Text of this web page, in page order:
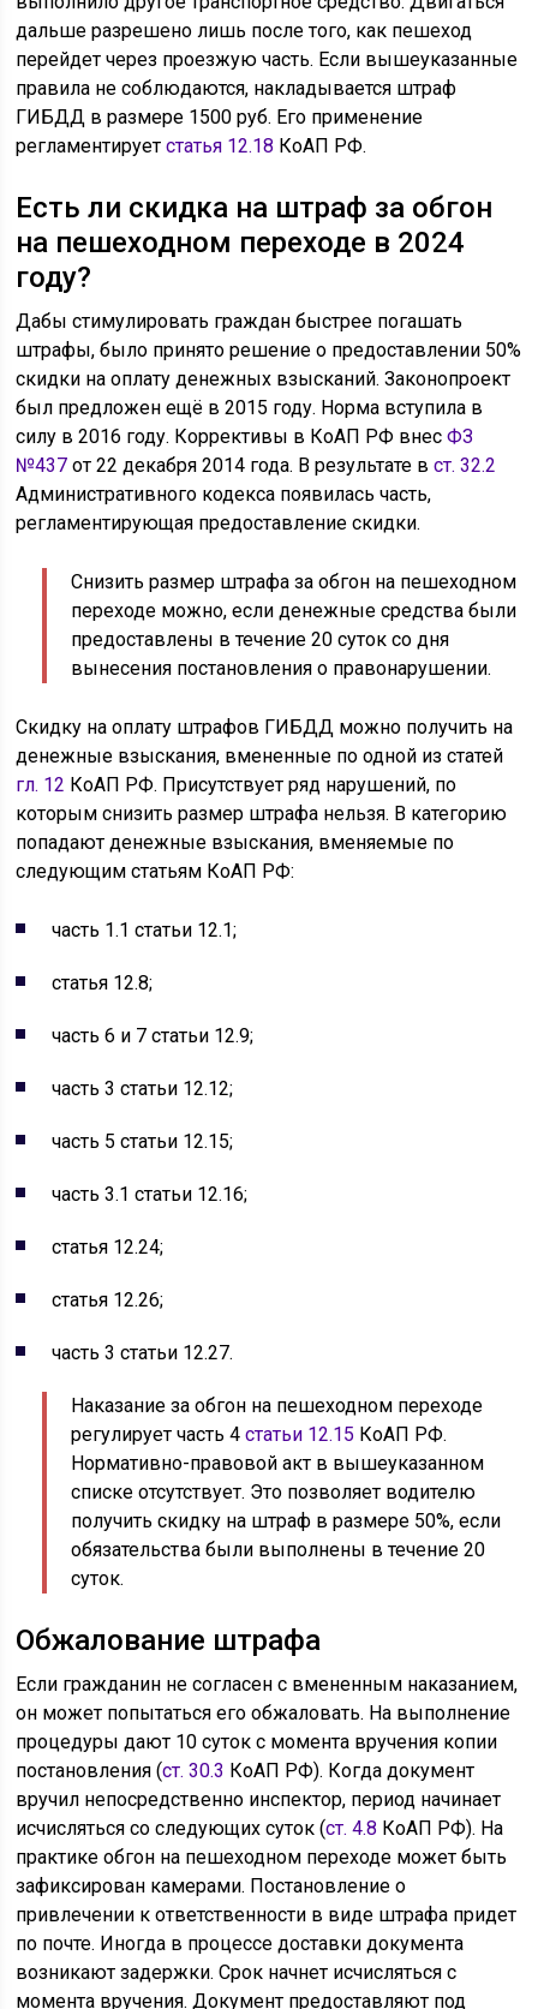
дальше разрешено лишь после того, как пешеход
перейдет через проезжую часть. Если вышеуказанные
правила не соблюдаются, накладывается штраф
ГИБДД в размере 1500 руб. Его применение
регламентируетстатья 12.18 КоАП РФ.
Есть ли скидка на штраф за обгон
на пешеходном переходе в 2024
году?
Дабы стимулировать граждан быстрее погашать
штрафы, было принято решение о предоставлении 50%
скидки на оплату денежных взысканий. Законопроект
был предложен ещё в 2015 году. Норма вступила в
силу в 2016 году. Коррективы в КоАП РФ внесФЗ
№437 от 22 декабря 2014 года. В результате вст. 32.2
Административного кодекса появилась часть,
регламентирующая предоставление скидки.
Снизить размер штрафа за обгон на пешеходном
переходе можно, если денежные средства были
предоставлены в течение 20 суток со дня
вынесения постановления о правонарушении.
Скидку на оплату штрафов ГИБДД можно получить на
денежные взыскания, вмененные по одной из статей
гл. 12 КоАП РФ. Присутствует ряд нарушений, по
которым снизить размер штрафа нельзя. В категорию
попадают денежные взыскания, вменяемые по
следующим статьям КоАП РФ:
часть 1.1 статьи 12.1;
статья 12.8;
часть 6 и 7 статьи 12.9;
часть 3 статьи 12.12;
часть 5 статьи 12.15;
часть 3.1 статьи 12.16;
статья 12.24;
статья 12.26;
часть 3 статьи 12.27.
Наказание за обгон на пешеходном переходе
регулирует часть 4статьи 12.15 КоАП РФ.
Нормативно-правовой акт в вышеуказанном
списке отсутствует. Это позволяет водителю
получить скидку на штраф в размере 50%, если
обязательства были выполнены в течение 20
суток.
Обжалование штрафа
Если гражданин не согласен с вмененным наказанием,
он может попытаться его обжаловать. На выполнение
процедуры дают 10 суток с момента вручения копии
постановления (ст. 30.3 КоАП РФ). Когда документ
вручил непосредственно инспектор, период начинает
исчисляться со следующих суток (ст. 4.8 КоАП РФ). На
практике обгон на пешеходном переходе может быть
зафиксирован камерами. Постановление о
привлечении к ответственности в виде штрафа придет
по почте. Иногда в процессе доставки документа
возникают задержки. Срок начнет исчисляться с
момента вручения. Документ предоставляют под